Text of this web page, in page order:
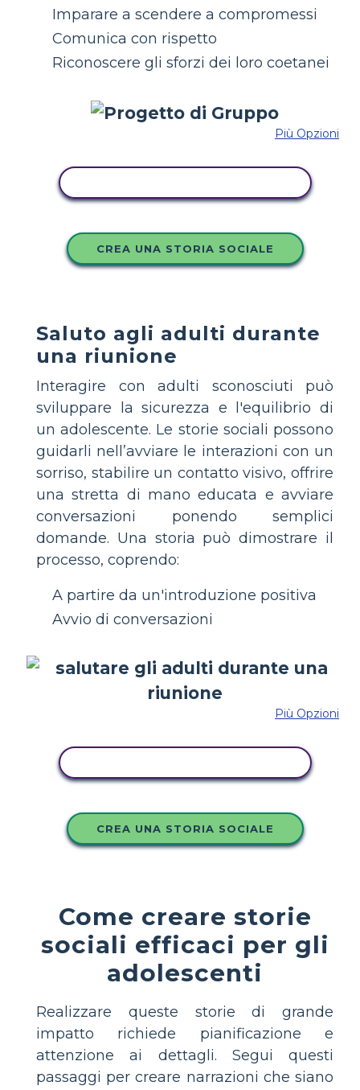
Imparare a scendere a compromessi
Comunica con rispetto
Riconoscere gli sforzi dei loro coetanei
Più Opzioni
CREA UNA STORIA SOCIALE
Saluto agli adulti durante
una riunione
Interagire con adulti sconosciuti può
sviluppare la sicurezza e l'equilibrio di
un adolescente. Le storie sociali possono
guidarli nell’avviare le interazioni con un
sorriso, stabilire un contatto visivo, offrire
una stretta di mano educata e avviare
conversazioni ponendo semplici
domande. Una storia può dimostrare il
processo, coprendo:
A partire da un'introduzione positiva
Avvio di conversazioni
Più Opzioni
CREA UNA STORIA SOCIALE
Come creare storie
sociali efficaci per gli
adolescenti
Realizzare queste storie di grande
impatto richiede pianificazione e
attenzione ai dettagli. Segui questi
passaggi per creare narrazioni che siano